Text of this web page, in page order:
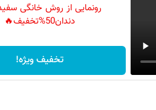
رونمایی از روش خانگی
دندان50%تخفیف🔥
تخفیف ویژه!